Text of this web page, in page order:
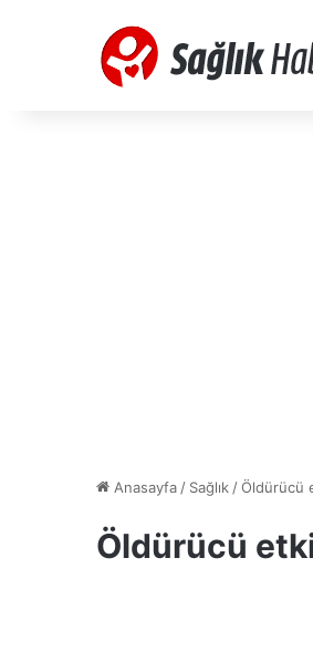
Anasayfa / Sağlık /Öldürücü
Öldürücü